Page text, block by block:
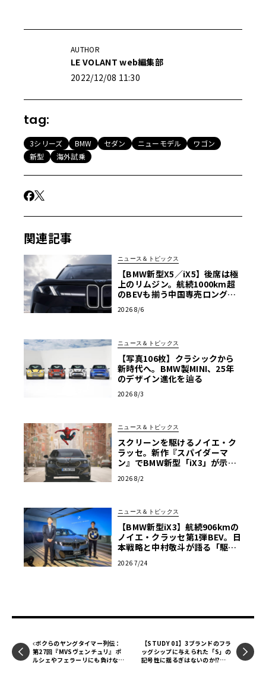
AUTHOR
LE VOLANT web編集部
2022/12/08 11:30
tag:
3シリーズ BMW セダン ニューモデル
ワゴン
新型
海外試乗
関連記事
ニュース＆トピックス
【BMW新型X5／iX5】後席は極
上のリムジン。航続1000km超
のBEVも揃う中国専売ロング仕
2026 8/6
ニュース＆トピックス
【写真106枚】クラシックから
新時代へ。BMW製MINI、25年
のデザイン進化を辿る
2026 8/3
ニュース＆トピックス
スクリーンを駆けるノイエ・ク
ラッセ。新作『スパイダーマ
ン』でBMW新型「iX3」が示す
2026 8/2
ニュース＆トピックス
【BMW新型iX3】航続906kmの
ノイエ・クラッセ第1弾BEV。日
本戦略と中村敬斗が語る「駆け
2026 7/24
ボクらのヤングタイマー列伝：
第27回『MVSヴェンチュリ』ポ
ルシェやフェラーリにも負けない
【STUDY 01】3ブランドのフラ
ッグシップに与えられた「S」の
記号性に揺るぎはないのか!?